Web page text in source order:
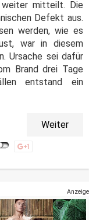
weiter mitteilt. Die
Defekt aus.
werden, wie es
war in diesem
Ursache sei dafür
Brand drei Tage
entstand ein
Weiter
Anzeige